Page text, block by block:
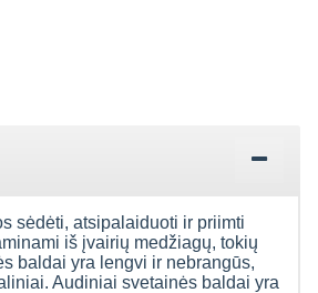
sėdėti, atsipalaiduoti ir priimti
iš įvairių medžiagų, tokių
baldai yra lengvi ir nebrangūs,
Audiniai svetainės baldai yra